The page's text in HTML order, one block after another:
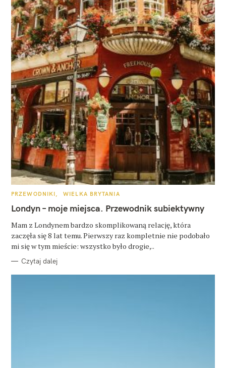
K
T
E
O
R
I
PRZEWODNIKI WIELKA BRYTANIA
Londyn – moje miejsca. Przewodnik subiektywny
Mam z Londynem bardzo skomplikowaną relację, która
zaczęła się 8 lat temu. Pierwszy raz kompletnie nie podobało
mi się w tym mieście: wszystko było drogie,..
Czytaj dalej